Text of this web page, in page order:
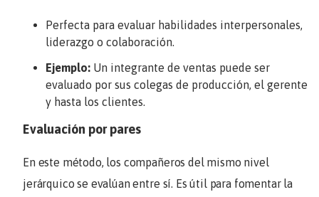
Perfecta para evaluar habilidades interpersonales,
liderazgo o colaboración.
Ejemplo: Un integrante de ventas puede ser
evaluado por sus colegas de producción, el gerente
y hasta los clientes.
Evaluación por pares
En este método, los compañeros del mismo nivel
jerárquico se evalúan entre sí. Es útil para fomentar la